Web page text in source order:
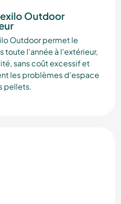
Outdoor
Outdoor permet le
toute l'année à l'extérieur,
sans coût excessif et
les problèmes d'espace
pellets.